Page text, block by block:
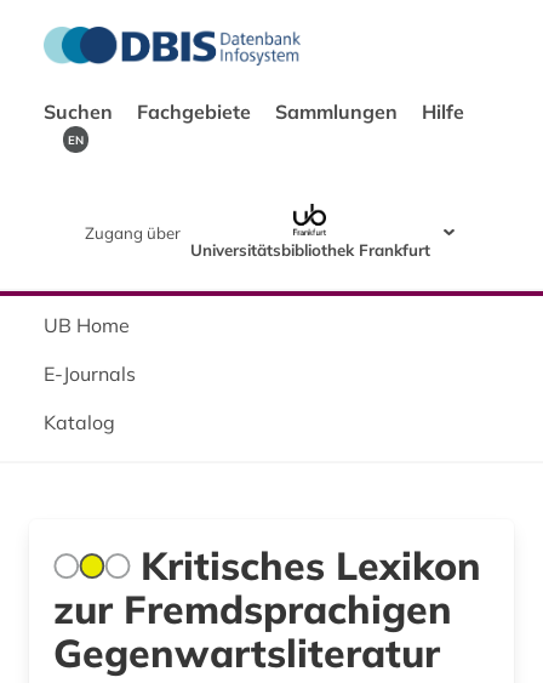
Suchen Fachgebiete Sammlungen Hilfe
EN
Zugang über
Universitätsbibliothek Frankfurt
UB Home
E-Journals
Katalog
Kritisches Lexikon
zur Fremdsprachigen
Gegenwartsliteratur